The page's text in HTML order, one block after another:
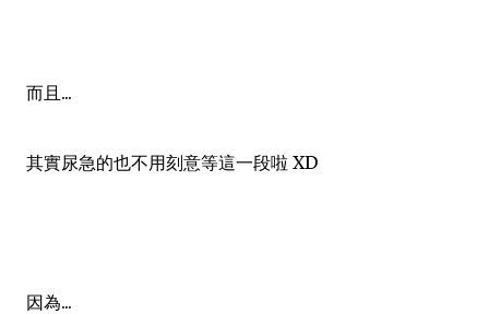
而且...
其實尿急的也不用刻意等這一段啦 XD
因為...